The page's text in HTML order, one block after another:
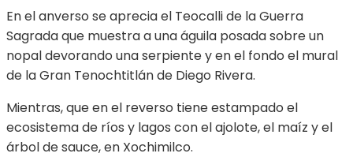
En el anverso se aprecia el Teocalli de la Guerra
Sagrada que muestra a una águila posada sobre un
nopal devorando una serpiente y en el fondo el mural
de la Gran Tenochtitlán de Diego Rivera.
Mientras, que en el reverso tiene estampado el
ecosistema de ríos y lagos con el ajolote, el maíz y el
árbol de sauce, en Xochimilco.